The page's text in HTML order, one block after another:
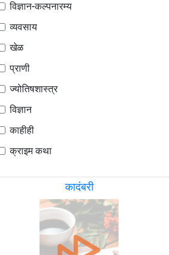
विज्ञान-कल्पनारम्य
व्यवसाय
खेळ
प्राणी
ज्योतिषशास्त्र
विज्ञान
काहीही
क्राइम कथा
कादंबरी